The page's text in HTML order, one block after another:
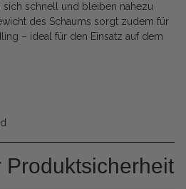
sich schnell und bleiben nahezu
des Schaums sorgt zudem für
– ideal für den Einsatz auf dem